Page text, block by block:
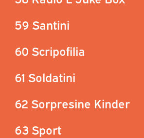
59 Santini
60 Scripofilia
61 Soldatini
62 Sorpresine Kinder
63 Sport